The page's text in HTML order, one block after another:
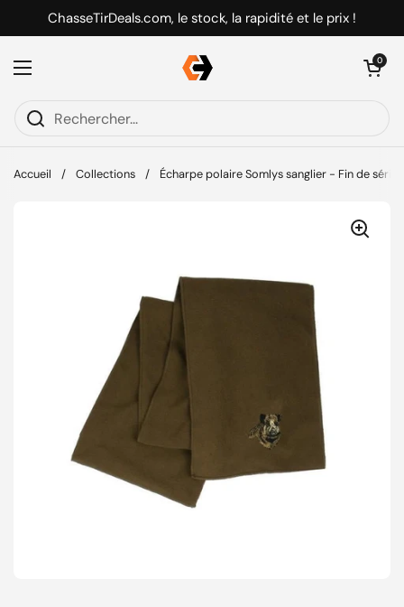
Passer au contenu
ChasseTirDeals.com, le stock, la rapidité et le prix !
Ouvrir le menu
Ouvrir le
0
Accueil / Collections / Écharpe polaire Somlys sanglier - Fin de série